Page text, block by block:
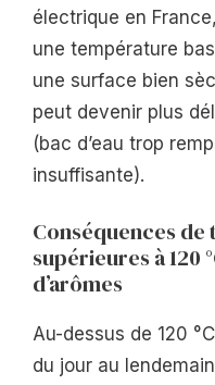
électrique en
une température
une surface bien
peut devenir plus
(bac d’eau trop
insuffisante).
Conséquences
supérieures à 120
d’arômes
Au-dessus de 120
du jour au